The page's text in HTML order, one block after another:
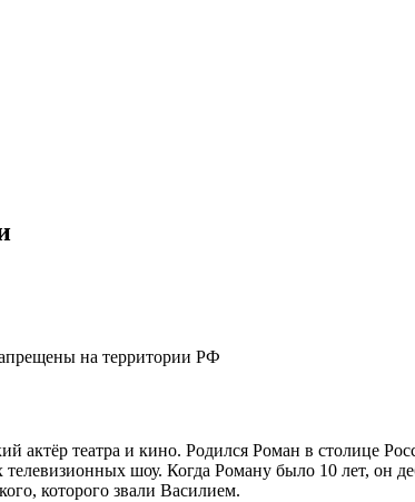
на территории РФ
театра и кино. Родился Роман в столице
шоу. Когда Роману было 10 лет, он
которого звали Василием.